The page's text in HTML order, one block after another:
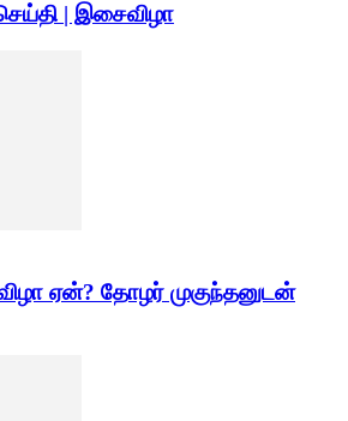
| இசைவிழா
ஏன்? தோழர் முகுந்தனுடன்